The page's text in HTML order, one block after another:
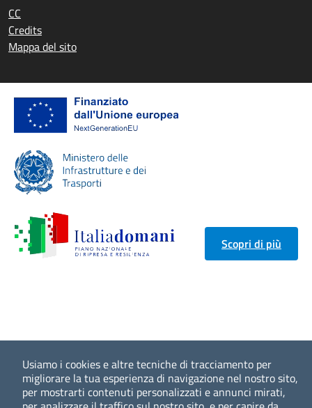
Usiamo i cookies e altre tecniche di tracciamento per
migliorare la tua esperienza di navigazione nel nostro sito,
per mostrarti contenuti personalizzati e annunci mirati,
CC
Credits
Mappa del sito
Scopri di più